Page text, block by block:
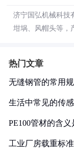
济宁国弘机械科技
坩埚、风帽头等，
热门文章
无缝钢管的常用
生活中常见的传
PE100管材的含义
工业厂房载重标